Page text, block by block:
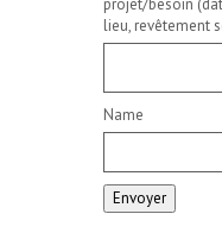
projet/besoin
lieu, revêtement
Name
Envoyer